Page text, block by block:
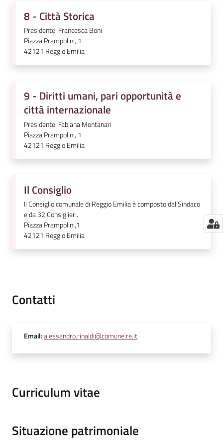
8 - Città Storica
Presidente: Francesca Boni
Piazza Prampolini, 1
42121 Reggio Emilia
9 - Diritti umani, pari opportunità e
città internazionale
Presidente: Fabiana Montanari
Piazza Prampolini, 1
42121 Reggio Emilia
Il Consiglio
Il Consiglio comunale di Reggio Emilia è composto dal Sindaco
e da 32 Consiglieri.
Piazza Prampolini,1
42121 Reggio Emilia
Contatti
Email:alessandro.rinaldi@comune.re.it
Curriculum vitae
Situazione patrimoniale